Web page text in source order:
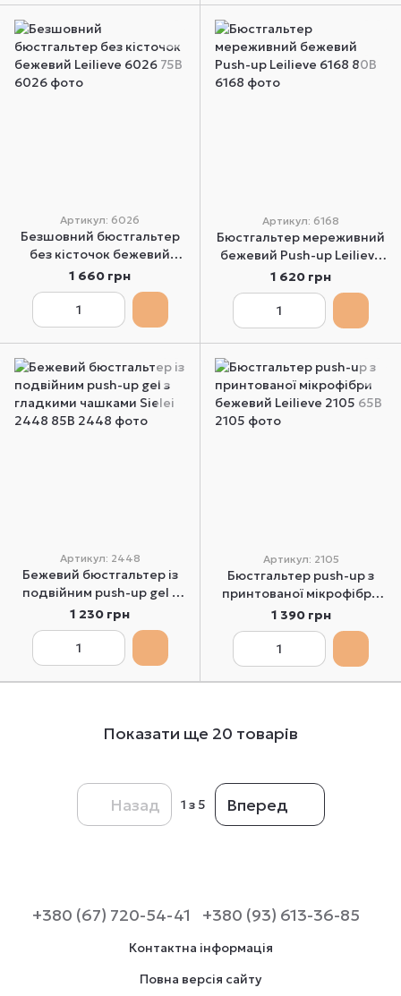
Артикул: 6026
Безшовний бюстгальтер
без кісточок бежевий
Leilieve 6026 75B
1 660 грн
Артикул: 6168
Бюстгальтер мереживний
бежевий Push-up Leilieve
6168 80B
1 620 грн
Артикул: 2448
Бежевий бюстгальтер із
подвійним push-up gel з
гладкими чашками Sielei
2448 85B
1 230 грн
Артикул: 2105
Бюстгальтер push-up з
принтованої мікрофібри
бежевий Leilieve 2105 65B
1 390 грн
Показати ще 20 товарів
Назад 1 з 5 Вперед
+380 (67) 720-54-41 +380 (93) 613-36-85
Контактна інформація
Повна версія сайту